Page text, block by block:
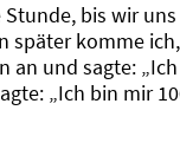
bis wir
später komme
an und sagte:
„Ich bin mir